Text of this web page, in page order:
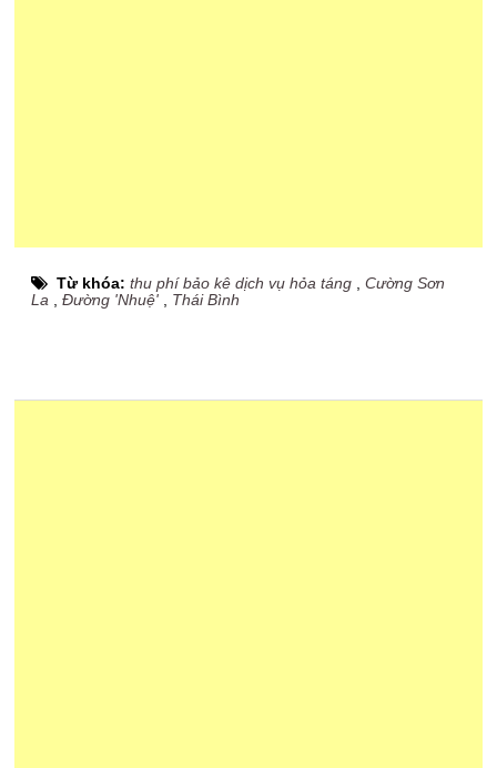
Từ khóa:thu phí bảo kê dịch vụ hỏa táng ,Cường Sơn
La ,Đường 'Nhuệ' Thái Bình